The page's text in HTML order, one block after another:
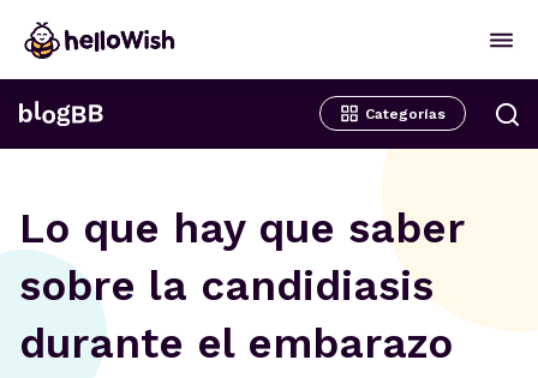
Categorías
Lo que hay que saber
sobre la candidiasis
durante el embarazo